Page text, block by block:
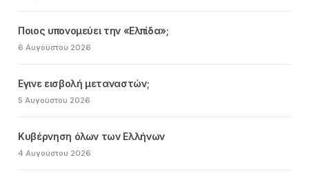
Ποιος υπονομεύει την «Ελπίδα»;
6 Αυγούστου 2026
Εγινε εισβολή μεταναστών;
5 Αυγούστου 2026
Κυβέρνηση όλων των Ελλήνων
4 Αυγούστου 2026